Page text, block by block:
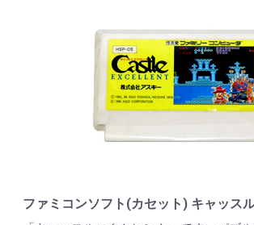
ファミコンソフト(カセット) キャッス